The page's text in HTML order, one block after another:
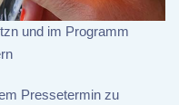
und im Programm
Pressetermin zu